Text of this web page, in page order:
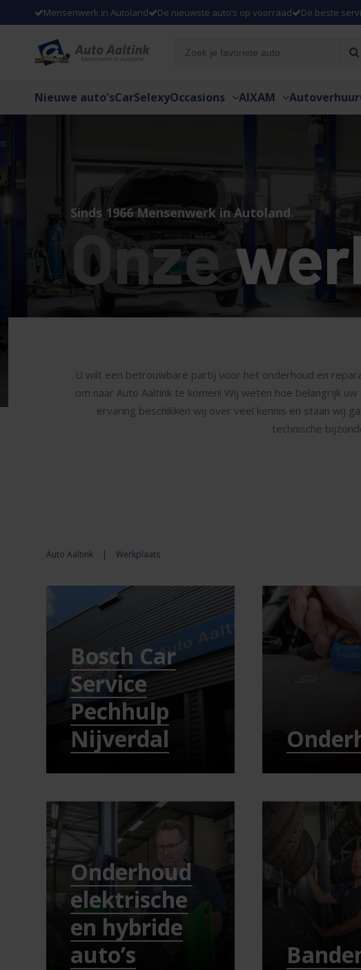
Mensenwerk in Autoland De nieuwste auto’s op voorraad De beste
Nieuwe auto'sCarSelexyOccasions AIXAM Autoverhuur
Sinds 1966 Mensenwerk in Autoland.
Onze
U wilt een betrouwbare partij voor het onderhoud en
om naar Auto Aaltink te komen! Wij weten hoe belangrijk
ervaring beschikken wij over veel kennis en staan wij
technische
Auto Aaltink | Werkplaats
Bosch Car
Service
Pechhulp
Nijverdal
Onderhoud
elektrische
en hybride
auto’s